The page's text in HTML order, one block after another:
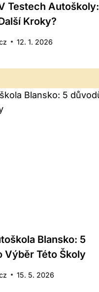
Testech Autoškoly:
Kroky?
12. 1. 2026
Blansko: 5
Výběr Této Školy
15. 5. 2026